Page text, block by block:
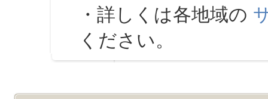
・詳しくは各地域の
ください。